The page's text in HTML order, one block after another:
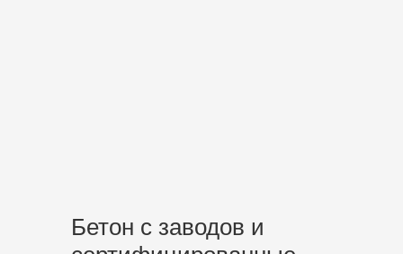
Бетон с заводов и